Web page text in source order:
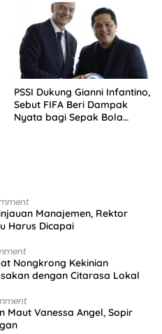
PSSI Dukung Gianni Infantino,
Sebut FIFA Beri Dampak
Nyata bagi Sepak Bola
Manajemen, Rektor
Harus Dicapai
Nongkrong Kekinian
dengan Citarasa Lokal
Maut Vanessa Angel, Sopir